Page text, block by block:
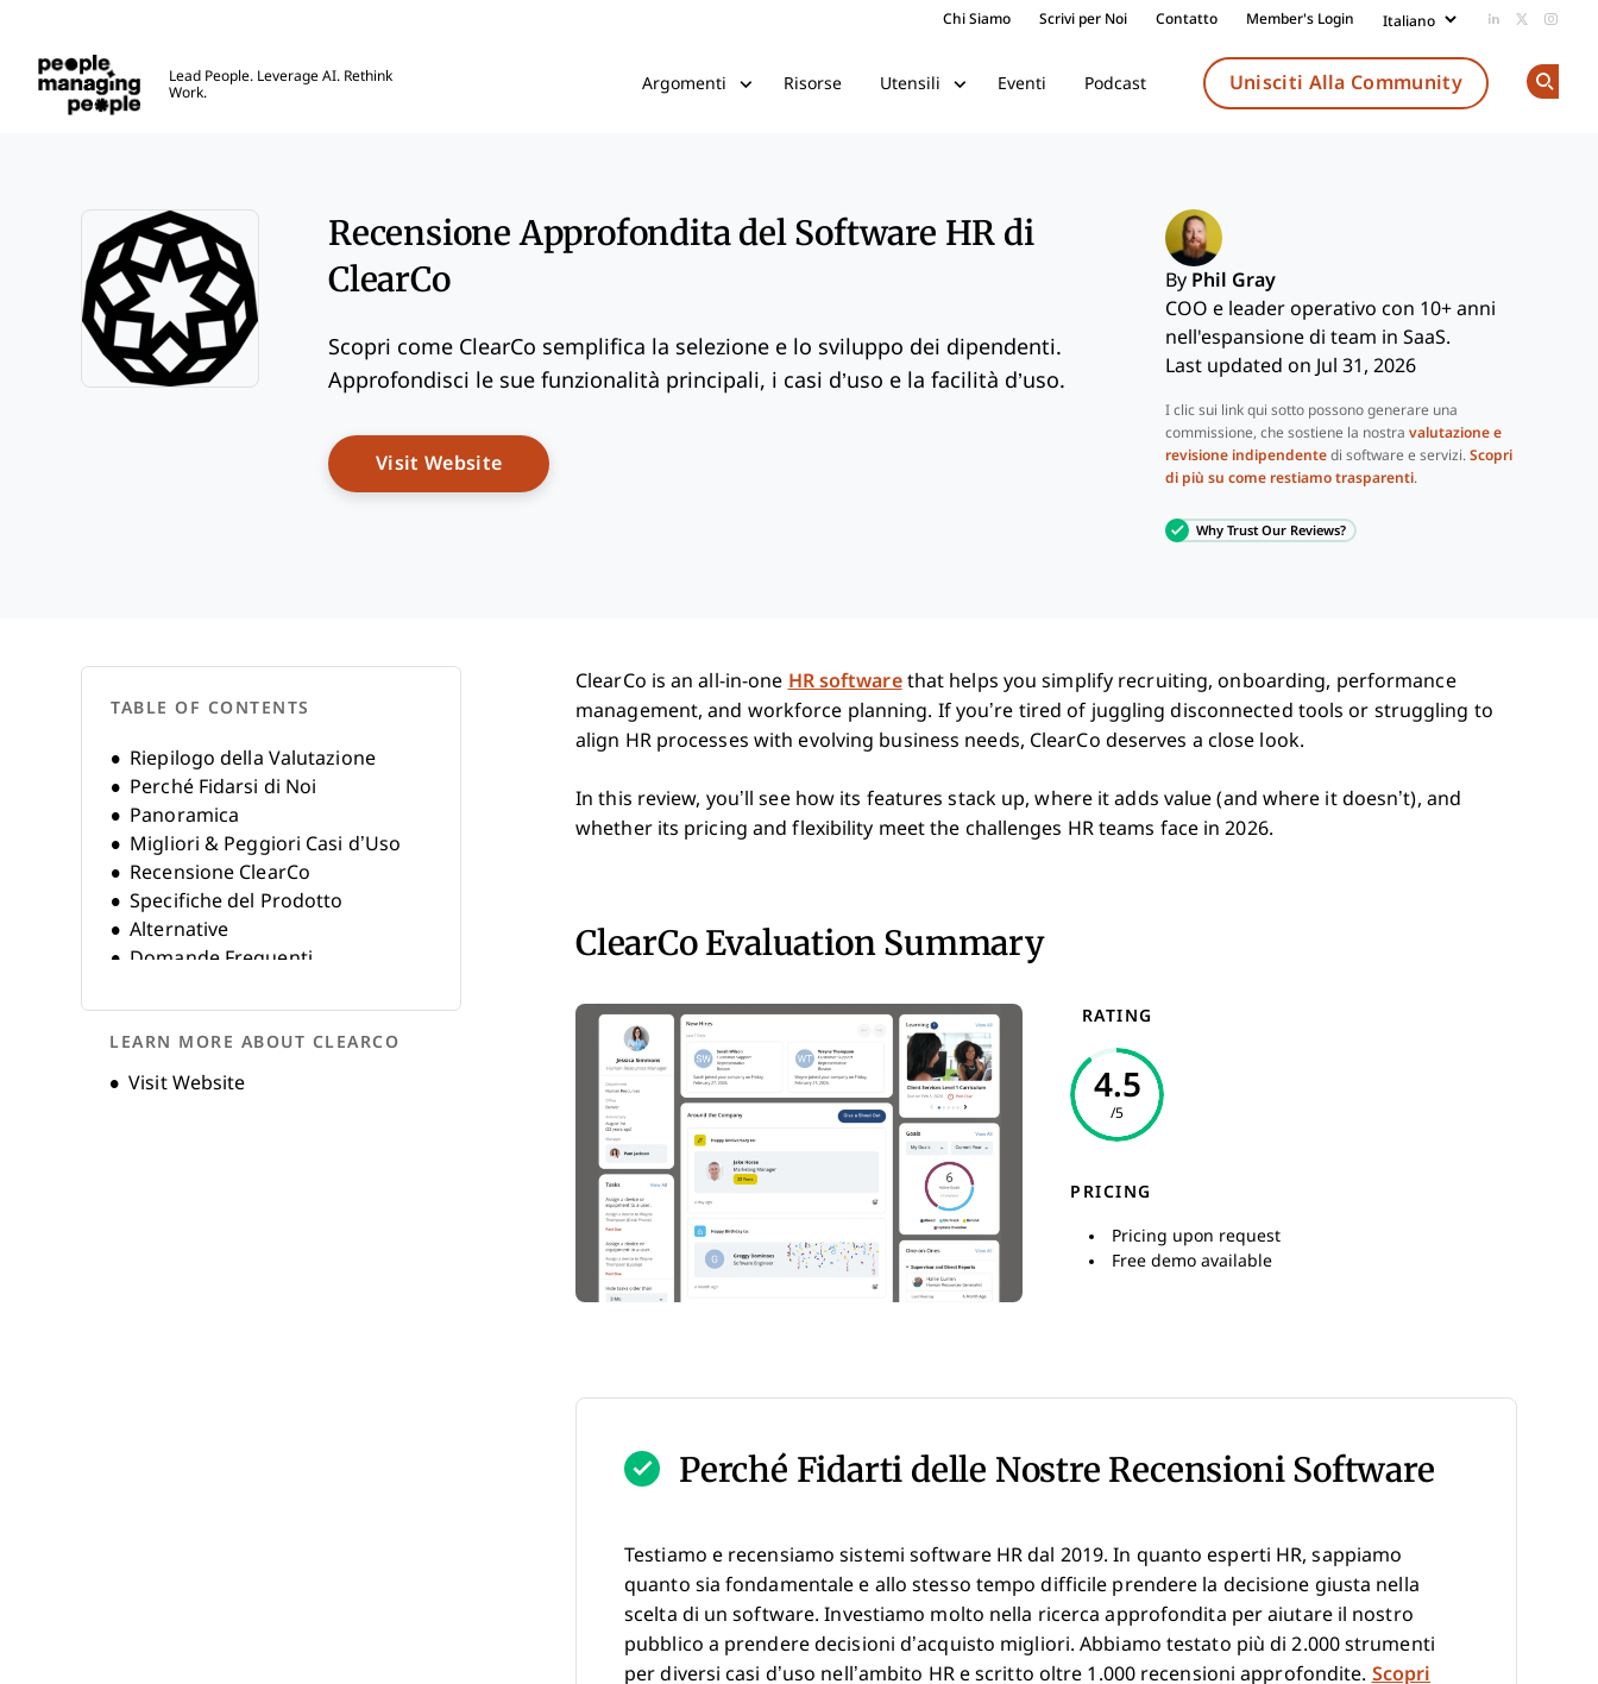
Chi Siamo Scrivi per Noi Contatto Member's Login Add us on
Follow
Lead People. Leverage AI. Rethink
Work.
Argomenti Risorse Utensili Eventi Podcast Unisciti Alla Community
Recensione Approfondita del Software HR di
ClearCo
Scopri come ClearCo semplifica la selezione e lo sviluppo dei dipendenti.
Approfondisci le sue funzionalità principali, i casi d’uso e la facilità d’uso.
Visit WebsiteOpens New Window
By Phil Gray
COO e leader operativo con 10+ anni
nell'espansione di team in SaaS.
Last updated on Jul 31, 2026
I clic sui link qui sotto possono generare una
commissione, che sostiene la nostra valutazione e
revisione indipendente di software e servizi. Scopri
di più su come restiamo trasparenti.
Why Trust Our Reviews?
TABLE OF CONTENTS
Riepilogo della Valutazione
Perché Fidarsi di Noi
Panoramica
Migliori & Peggiori Casi d’Uso
Recensione ClearCo
Specifiche del Prodotto
Alternative
Domande Frequenti
LEARN MORE ABOUT CLEARCO
Visit Website
Opens new window
ClearCo is an all-in-one HR softwarethat helps you simplify recruiting, onboarding, performance
management, and workforce planning. If you’re tired of juggling disconnected tools or struggling to
align HR processes with evolving business needs, ClearCo deserves a close look.
In this review, you’ll see how its features stack up, where it adds value (and where it doesn’t), and
whether its pricing and flexibility meet the challenges HR teams face in 2026.
ClearCo Evaluation Summary
RATING
4.5
/5
PRICING
Pricing upon request
Free demo available
Perché Fidarti delle Nostre Recensioni Software
Testiamo e recensiamo sistemi software HR dal 2019. In quanto esperti HR, sappiamo
quanto sia fondamentale e allo stesso tempo difficile prendere la decisione giusta nella
scelta di un software. Investiamo molto nella ricerca approfondita per aiutare il nostro
pubblico a prendere decisioni d’acquisto migliori. Abbiamo testato più di 2.000 strumenti
per diversi casi d’uso nell’ambito HR e scritto oltre 1.000 recensioni approfondite. Scopri